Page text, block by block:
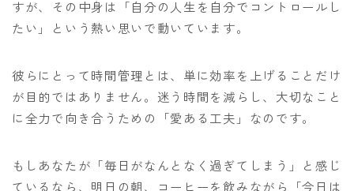
すが、その中身は「自分の人生を自分でコントロールし
たい」という熱い思いで動いています。
彼らにとって時間管理とは、単に効率を上げることだけ
が目的ではありません。迷う時間を減らし、大切なこと
に全力で向き合うための「愛ある工夫」なのです。
もしあなたが「毎日がなんとなく過ぎてしまう」と感じ
ているなら、明日の朝、コーヒーを飲みながら「今日は